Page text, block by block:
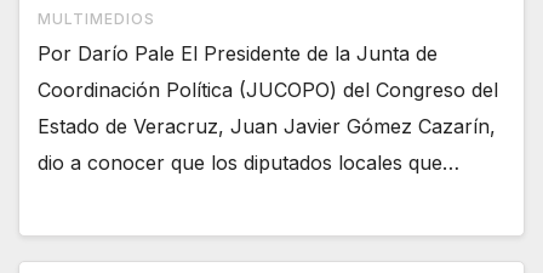
MULTIMEDIOS
Por Darío Pale El Presidente de la Junta de
Coordinación Política (JUCOPO) del Congreso del
Estado de Veracruz, Juan Javier Gómez Cazarín,
dio a conocer que los diputados locales que…